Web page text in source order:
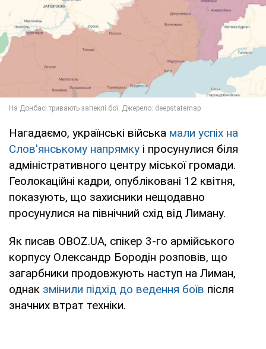
Нагадаємо, українські війська мали успіх на
Слов'янському напрямку і просунулися біля
адміністративного центру міської громади.
Геолокаційні кадри, опубліковані 12 квітня,
показують, що захисники нещодавно
просунулися на північний схід від Лиману.
Як писав OBOZ.UA, спікер 3-го армійського
корпусу Олександр Бородін розповів, що
загарбники продовжують наступ на Лиман,
однак змінили підхід до ведення боїв після
значних втрат техніки.